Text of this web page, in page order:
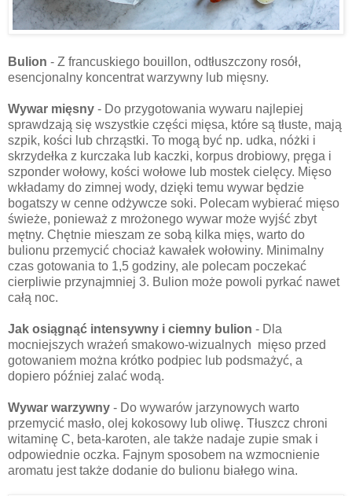
Bulion - Z francuskiego bouillon, odtłuszczony rosół,
esencjonalny koncentrat warzywny lub mięsny.
Wywar mięsny - Do przygotowania wywaru najlepiej
sprawdzają się wszystkie części mięsa, które są tłuste, mają
szpik, kości lub chrząstki. To mogą być np. udka, nóżki i
skrzydełka z kurczaka lub kaczki, korpus drobiowy, pręga i
szponder wołowy, kości wołowe lub mostek cielęcy. Mięso
wkładamy do zimnej wody, dzięki temu wywar będzie
bogatszy w cenne odżywcze soki. Polecam wybierać mięso
świeże, ponieważ z mrożonego wywar może wyjść zbyt
mętny. Chętnie mieszam ze sobą kilka mięs, warto do
bulionu przemycić chociaż kawałek wołowiny. Minimalny
czas gotowania to 1,5 godziny, ale polecam poczekać
cierpliwie przynajmniej 3. Bulion może powoli pyrkać nawet
całą noc.
Jak osiągnąć intensywny i ciemny bulion - Dla
mocniejszych wrażeń smakowo-wizualnych mięso przed
gotowaniem można krótko podpiec lub podsmażyć, a
dopiero później zalać wodą.
Wywar warzywny - Do wywarów jarzynowych warto
przemycić masło, olej kokosowy lub oliwę. Tłuszcz chroni
witaminę C, beta-karoten, ale także nadaje zupie smak i
odpowiednie oczka. Fajnym sposobem na wzmocnienie
aromatu jest także dodanie do bulionu białego wina.